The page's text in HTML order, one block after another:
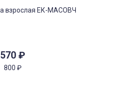
570 ₽
800 ₽